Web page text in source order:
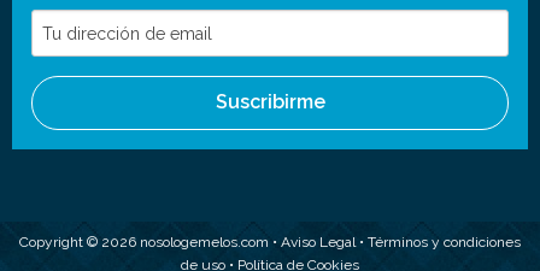
Tu
dirección
de
email
Suscribirme
Copyright © 2026 nosologemelos.com • Aviso Legal• Términos y condiciones
de uso • Política de Cookies